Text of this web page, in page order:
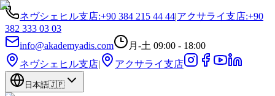
ネヴシェヒル支店:+90 384 215 44 44|アクサライ支店:+90
382 333 03 03
info@akademyadis.com
月-土 09:00 - 18:00
ネヴシェヒル支店| アクサライ支店
日本語🇯🇵